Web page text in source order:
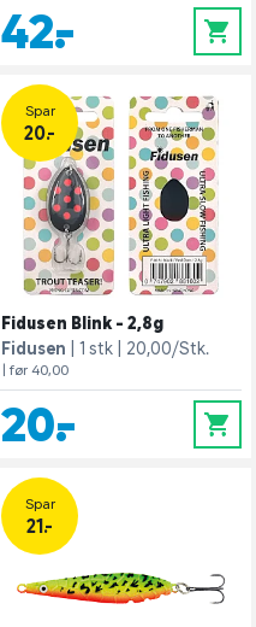
42,- 0
Spar
20.-
Fidusen Blink - 2,8g
Fidusen
1 stk 20,00/Stk.
| før 40,00
20,- 0
Spar
21.-